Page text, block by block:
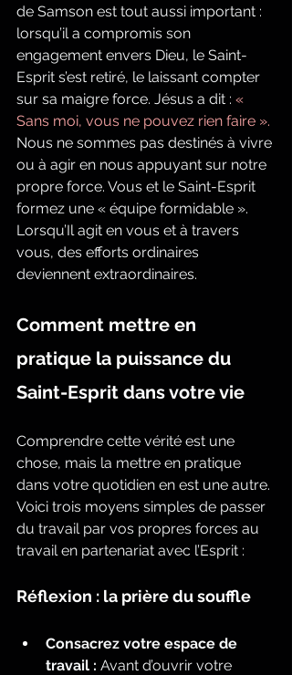
de Samson est tout aussi important :
lorsqu’il a compromis son
engagement envers Dieu, le Saint-
Esprit s’est retiré, le laissant compter
sur sa maigre force. Jésus a dit : «
Sans moi, vous ne pouvez rien faire ».
Nous ne sommes pas destinés à vivre
ou à agir en nous appuyant sur notre
propre force. Vous et le Saint-Esprit
formez une « équipe formidable ».
Lorsqu’Il agit en vous et à travers
vous, des efforts ordinaires
deviennent extraordinaires.
Comment mettre en
pratique la puissance du
Saint-Esprit dans votre vie
Comprendre cette vérité est une
chose, mais la mettre en pratique
dans votre quotidien en est une autre.
Voici trois moyens simples de passer
du travail par vos propres forces au
travail en partenariat avec l’Esprit :
Réflexion : la prière du souffle
Consacrez votre espace de
travail : Avant d’ouvrir votre